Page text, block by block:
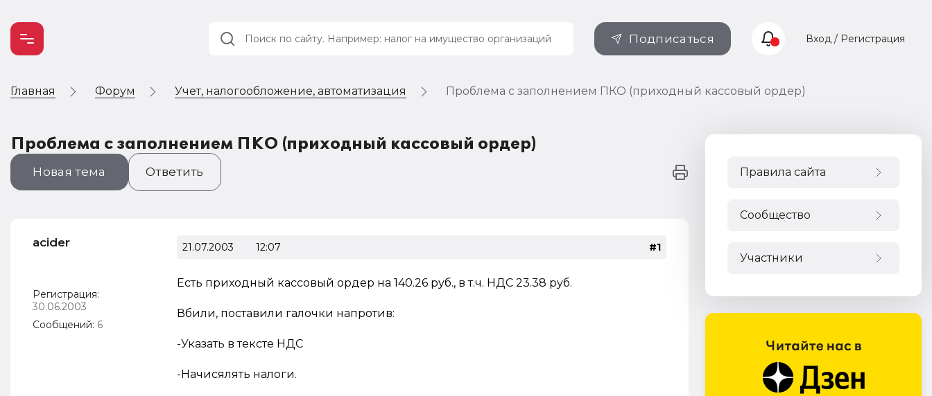
Подписаться Вход / Регистрация
Главная Форум Учет, налогообложение, автоматизация Проблема с заполнением ПКО (приходный кассовый ордер)
Проблема с заполнением ПКО (приходный кассовый ордер)
Новая тема Ответить
acider
Регистрация:
30.06.2003
Сообщений: 6
21.07.2003 12:07 #1
Есть приходный кассовый ордер на 140.26 руб., в т.ч. НДС 23.38 руб.
Вбили, поставили галочки напротив:
-Указать в тексте НДС
-Начисялять налоги.
Правила сайта
Сообщество
Участники
Учет и
Автоматизация